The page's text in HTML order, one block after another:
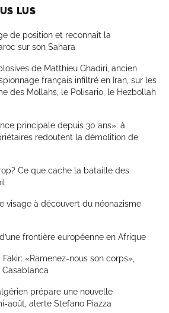
LUS
de position et reconnaît la
sur son Sahara
de Matthieu Ghadiri, ancien
français infiltré en Iran, sur les
des Mollahs, le Polisario, le Hezbollah
principale depuis 30 ans»: à
redoutent la démolition de
Ce que cache la bataille des
visage à découvert du néonazisme
frontière européenne en Afrique
«Ramenez-nous son corps»,
prépare une nouvelle
août, alerte Stefano Piazza